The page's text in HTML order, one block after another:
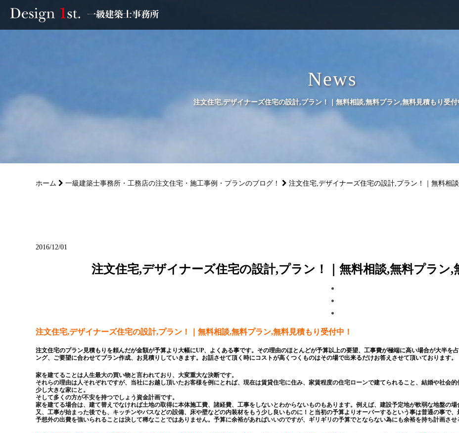
リフォーム
サービス
ブログ
News
注文住宅,デザイナーズ住宅の設計,プラン！｜無料相談,無料プラン,無料見積もり受付
ホーム 一級建築士事務所・工務店の注文住宅・施工事例・プランのブログ！ 注文住宅,デザイナーズ住宅の設計,プラン！｜無料相
2016/12/01
注文住宅,デザイナーズ住宅の設計,プラン！｜無料相談,無料プラン,
注文住宅,デザイナーズ住宅の設計,プラン！｜無料相談,無料プラン,無料見積もり受付中！
注文住宅のプラン見積もりを頼んだが金額が予算より大幅にUP、よくある事です。その理由のほとんどが予算以上の要望、工事費が極端に高い場合が大半を
ング、ご要望に合わせてプラン作成、お見積りしていきます。お話させて頂く時にコストが高くつくものはその場で出来るだけお答えさせて頂いております。
家を建てることは人生最大の買い物と言われており、大変重大な決断です。
それらの理由は人それぞれですが、当社にお越し頂いたお客様を例にとれば、現在は賃貸住宅に住み、家賃程度の住宅ローンで建てられること、結婚や社会
少し大きな家にと。
そして多くの方が不安を持つでしょう資金計画です。
家を建てる場合は、建て替えでなければ土地の取得に本体施工費、諸経費、工事をしないとわからないものもあります。例えば、建設予定地が軟弱な地盤の場
又、工事が始まった後でも、キッチンやバスなどの設備、床や壁などの内装材をもう少し良いものに！と当初の予算よりオーバーするという事は普通の事で、
予想外の出費を強いられることは決して稀なことではありません。予算に余裕があればいいのですが、ギリギリの予算でとならない為にも余裕を持ち計画させ